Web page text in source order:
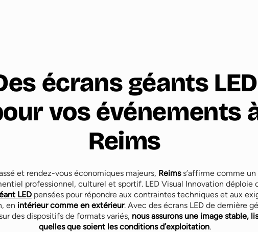
écrans géants LED
vos événements
Reims
et rendez-vous économiques majeurs, Reimss’affirme comme
professionnel, culturel et sportif. LED Visual Innovation déploie
LED pensées pour répondre aux contraintes techniques et aux
en intérieur comme en extérieur. Avec des écrans LED de dernière
des dispositifs de formats variés, nous assurons une image stable,
quelles que soient les conditions d’exploitation.